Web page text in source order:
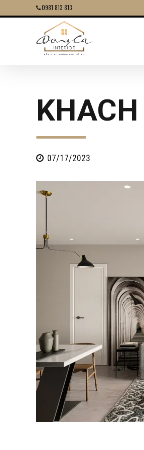
0981 813 813
07/17/2023